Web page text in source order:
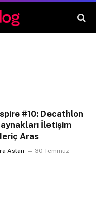
#10: Decathlon
İletişim
Aras
Aslan
30 Temmuz